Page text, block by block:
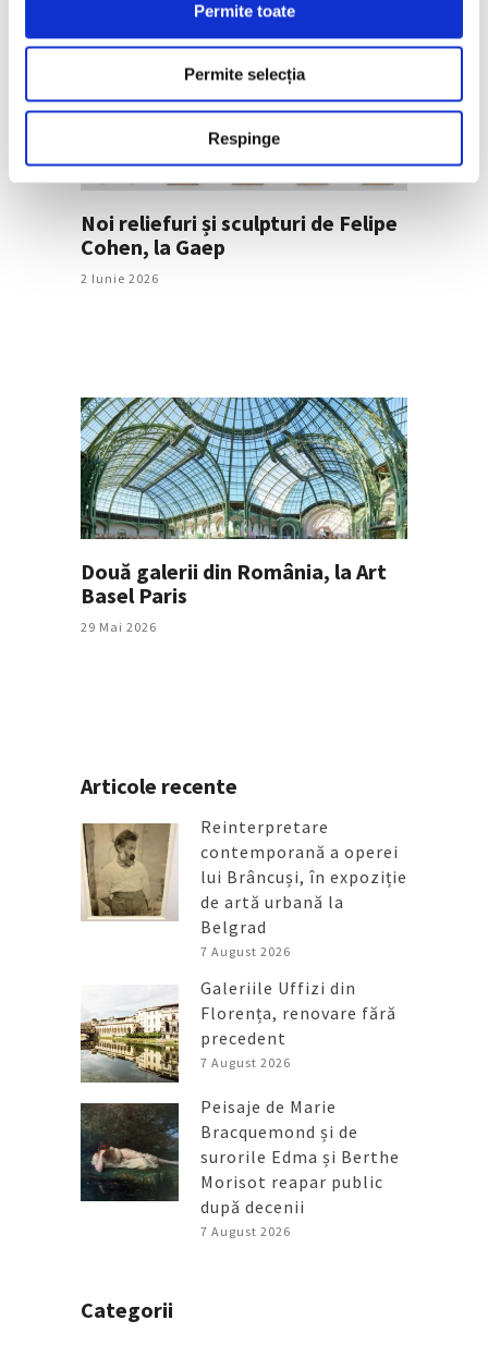
Permite toate
Permite selecția
Respinge
Noi reliefuri și sculpturi de Felipe
Cohen, la Gaep
2 Iunie 2026
Două galerii din România, la Art
Basel Paris
29 Mai 2026
Articole recente
Reinterpretare
contemporană a operei
lui Brâncuși, în expoziție
de artă urbană la
Belgrad
7 August 2026
Galeriile Uffizi din
Florența, renovare fără
precedent
7 August 2026
Peisaje de Marie
Bracquemond și de
surorile Edma și Berthe
Morisot reapar public
după decenii
7 August 2026
Categorii